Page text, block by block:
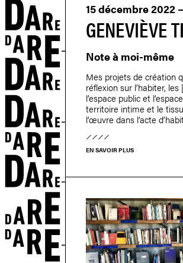
GENEVIÈVE
15 décembre 2022
Note à moi-même
Mes projets de création
réflexion sur l’habiter,
l’espace public et
territoire intime et le
l’œuvre dans l’acte
EN SAVOIR PLUS